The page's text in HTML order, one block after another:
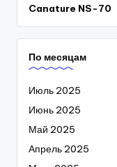
Canature NS-70
По месяцам
Июль 2025
Июнь 2025
Май 2025
Апрель 2025